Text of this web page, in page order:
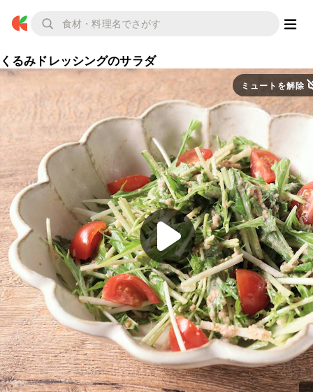
くるみドレッシングのサラダ
ミュートを解除